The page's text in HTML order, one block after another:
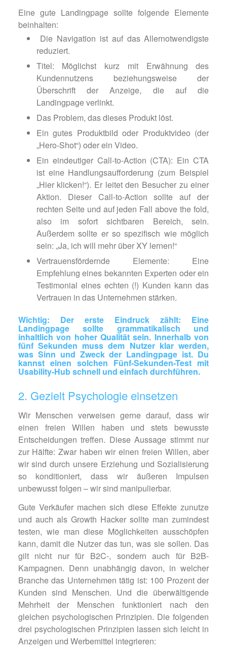
Eine gute Landingpage sollte folgende Elemente
beinhalten:
Die Navigation ist auf das Allernotwendigste
reduziert.
Titel: Möglichst kurz mit Erwähnung des
Kundennutzens beziehungsweise der
Überschrift der Anzeige, die auf die
Landingpage verlinkt.
Das Problem, das dieses Produkt löst.
Ein gutes Produktbild oder Produktvideo (der
„Hero-Shot“) oder ein Video.
Ein eindeutiger Call-to-Action (CTA): Ein CTA
ist eine Handlungsaufforderung (zum Beispiel
„Hier klicken!“). Er leitet den Besucher zu einer
Aktion. Dieser Call-to-Action sollte auf der
rechten Seite und auf jeden Fall above the fold,
also im sofort sichtbaren Bereich, sein.
Außerdem sollte er so spezifisch wie möglich
sein: „Ja, ich will mehr über XY lernen!“
Vertrauensfördernde Elemente: Eine
Empfehlung eines bekannten Experten oder ein
Testimonial eines echten (!) Kunden kann das
Vertrauen in das Unternehmen stärken.
Wichtig: Der erste Eindruck zählt: Eine
Landingpage sollte grammatikalisch und
inhaltlich von hoher Qualität sein. Innerhalb von
fünf Sekunden muss dem Nutzer klar werden,
was Sinn und Zweck der Landingpage ist. Du
kannst einen solchen Fünf-Sekunden-Test mit
Usability-Hub schnell und einfach durchführen.
2. Gezielt Psychologie einsetzen
Wir Menschen verweisen gerne darauf, dass wir
einen freien Willen haben und stets bewusste
Entscheidungen treffen. Diese Aussage stimmt nur
zur Hälfte: Zwar haben wir einen freien Willen, aber
wir sind durch unsere Erziehung und Sozialisierung
so konditioniert, dass wir äußeren Impulsen
unbewusst folgen – wir sind manipulierbar.
Gute Verkäufer machen sich diese Effekte zunutze
und auch als Growth Hacker sollte man zumindest
testen, wie man diese Möglichkeiten ausschöpfen
kann, damit die Nutzer das tun, was sie sollen. Das
gilt nicht nur für B2C-, sondern auch für B2B-
Kampagnen. Denn unabhängig davon, in welcher
Branche das Unternehmen tätig ist: 100 Prozent der
Kunden sind Menschen. Und die überwältigende
Mehrheit der Menschen funktioniert nach den
gleichen psychologischen Prinzipien. Die folgenden
drei psychologischen Prinzipien lassen sich leicht in
Anzeigen und Werbemittel integrieren: